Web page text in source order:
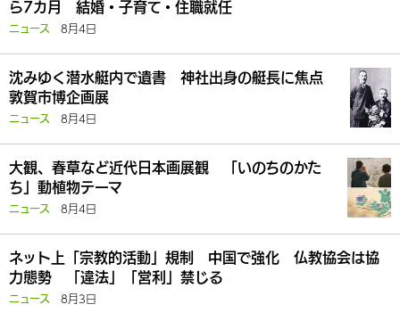
ら7カ月 結婚・子育て・住職就任
ニュース 8月4日
沈みゆく潜水艇内で遺書 神社出身の艇長に焦点
敦賀市博企画展
ニュース 8月4日
大観、春草など近代日本画展観 「いのちのかた
ち」動植物テーマ
ニュース 8月4日
ネット上「宗教的活動」規制 中国で強化 仏教協会は協
力態勢 「違法」「営利」禁じる
ニュース 8月3日